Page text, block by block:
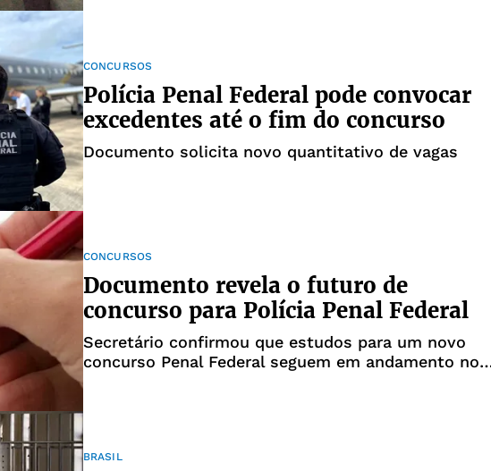
CONCURSOS
Polícia Penal Federal pode convocar
excedentes até o fim do concurso
Documento solicita novo quantitativo de vagas
CONCURSOS
Documento revela o futuro de
concurso para Polícia Penal Federal
Secretário confirmou que estudos para um novo
concurso Penal Federal seguem em andamento no
BRASIL